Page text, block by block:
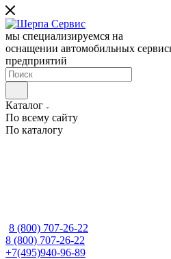
мы специализируемся на
оснащении автомобильных
предприятий
Каталог
По всему сайту
По каталогу
8 (800) 707-26-22
8 (800) 707-26-22
+7(495)940-96-89